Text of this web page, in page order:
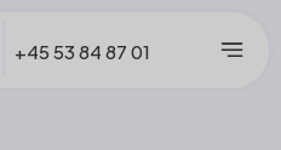
+45 53 84 87 01